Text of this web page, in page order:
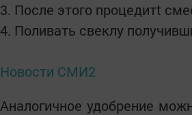
3. После этого процедитt
4. Поливать свеклу
Новости СМИ2
Аналогичное удобрение